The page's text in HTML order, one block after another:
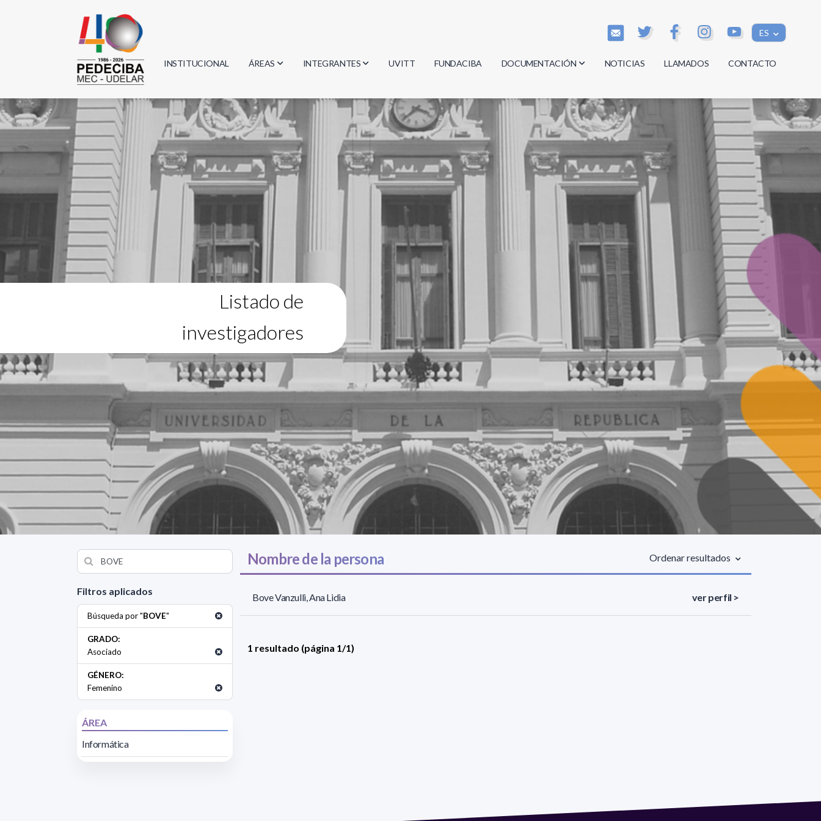
ES
INSTITUCIONAL ÁREAS
Biología
Física
Geociencias
Informática
Matemática
INTEGRANTES
Investigadores
Estudiantes
Egresados
UVITT FUNDACIBA DOCUMENTACIÓN
Actas
Reglamentos
Documentos
NOTICIAS LLAMADOS CONTACTO
Listado de
investigadores
Filtros aplicados
Búsqueda por "BOVE"
GRADO:
Asociado
GÉNERO:
Femenino
ÁREA
Informática
Nombre de la persona Ordenar resultados
Bove Vanzulli, Ana Lidia ver perfil >
1 resultado (página 1/1)